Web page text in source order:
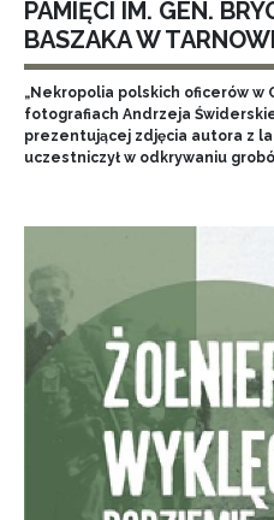
PAMIĘCI IM. GEN.
BASZAKA W
„Nekropolia polskich oficerów
fotografiach Andrzeja
prezentującej zdjęcia autora z
uczestniczył w odkrywaniu